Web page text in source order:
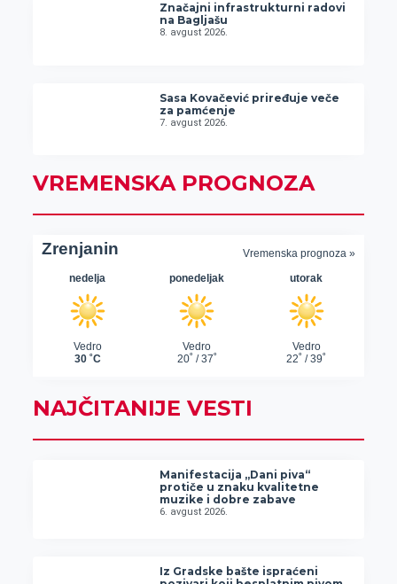
Značajni infrastrukturni radovi
na Bagljašu
8. avgust 2026.
Sasa Kovačević priređuje veče
za pamćenje
7. avgust 2026.
VREMENSKA PROGNOZA
NAJČITANIJE VESTI
Manifestacija „Dani piva“
protiče u znaku kvalitetne
muzike i dobre zabave
6. avgust 2026.
Iz Gradske bašte ispraćeni